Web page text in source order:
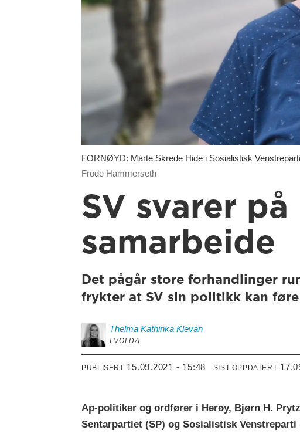
FORNØYD: Marte Skrede Hide i Sosialistisk
Frode Hammerseth
SV svarer
samarbeide
Det pågår store forhandlinger
frykter at SV sin politikk kan
Thelma Kathinka Klevan
I VOLDA
PUBLISERT 15.09.2021 - 15:48 SIST OPPDATERT
Ap-politiker og ordfører i Herøy, Bjørn H.
Sentarpartiet (SP) og Sosialistisk Venstreparti